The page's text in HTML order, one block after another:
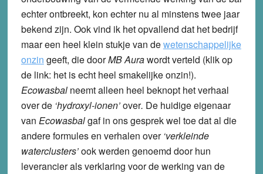
echter ontbreekt, kon echter nu al minstens twee jaar
bekend zijn. Ook vind ik het opvallend dat het bedrijf
maar een heel klein stukje van dewetenschappelijke
onzin geeft, die doorMB Aurawordt verteld (klik op
de link: het is echt heel smakelijke onzin!).
Ecowasbalneemt alleen heel beknopt het verhaal
over de ‘hydroxyl-ionen’over. De huidige eigenaar
van Ecowasbalgaf in ons gesprek wel toe dat al die
andere formules en verhalen over ‘verkleinde
waterclusters’ook werden genoemd door hun
leverancier als verklaring voor de werking van de